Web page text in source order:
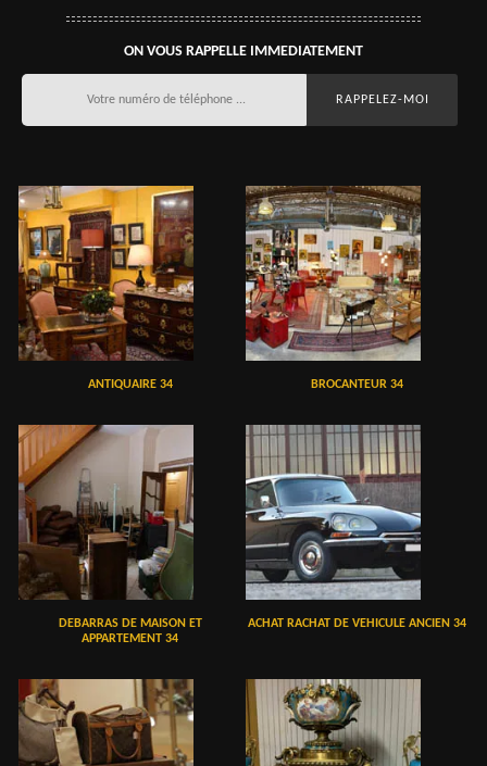
ON VOUS RAPPELLE IMMEDIATEMENT
ANTIQUAIRE 34 BROCANTEUR 34
DEBARRAS DE MAISON ET
APPARTEMENT 34
ACHAT RACHAT DE VEHICULE ANCIEN 34